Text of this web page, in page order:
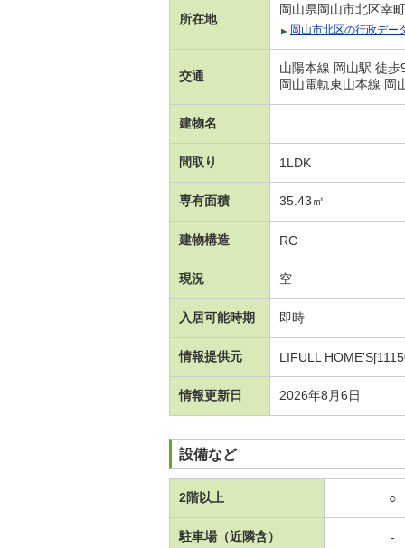
所在地
岡山県岡山市北区幸町
岡山市北区の行政デー
交通
山陽本線 岡山駅 徒歩
岡山電軌東山本線 岡
建物名
間取り 1LDK
専有面積 35.43㎡
建物構造 RC
現況 空
入居可能時期 即時
情報提供元 LIFULL
情報更新日 2026年8月6日
設備など
2階以上 ○
駐車場（近隣含） -